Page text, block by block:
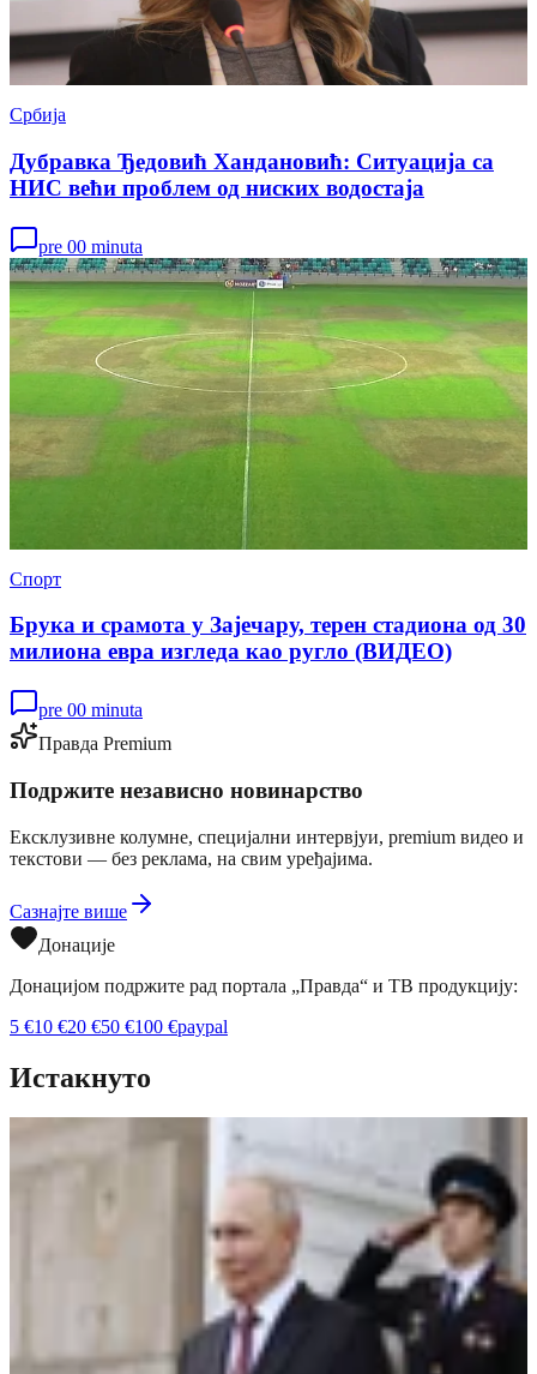
Србија
Дубравка Ђедовић Хандановић: Ситуација са
НИС већи проблем од ниских водостаја
pre 00 minuta
Спорт
Брука и срамота у Зајечару, терен стадиона од 30
милиона евра изгледа као ругло (ВИДЕО)
pre 00 minuta
Правда Premium
Подржите независно новинарство
Ексклузивне колумне, специјални интервјуи, premium видео и
текстови — без реклама, на свим уређајима.
Сазнајте више
Донације
Донацијом подржите рад портала „Правда“ и ТВ продукцију:
5 €10 €20 €50 €100 €paypal
Истакнуто